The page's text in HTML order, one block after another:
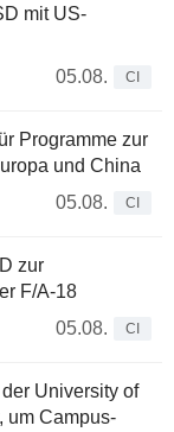
mit US-
05.08.
CI
Programme zur
und China
05.08.
CI
zur
F/A-18
05.08.
CI
University of
um Campus-